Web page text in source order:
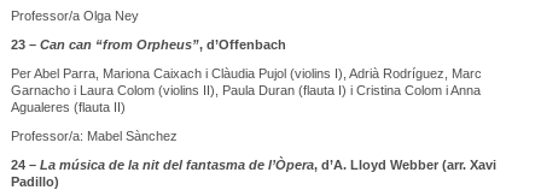
Professor/a Olga Ney
23 – Can can “from Orpheus”, d’Offenbach
Per Abel Parra, Mariona Caixach i Clàudia Pujol (violins I), Adrià Rodríguez, Marc
Garnacho i Laura Colom (violins II), Paula Duran (flauta I) i Cristina Colom i Anna
Agualeres (flauta II)
Professor/a: Mabel Sànchez
24 – La música de la nit del fantasma de l’Òpera, d’A. Lloyd Webber (arr. Xavi
Padillo)